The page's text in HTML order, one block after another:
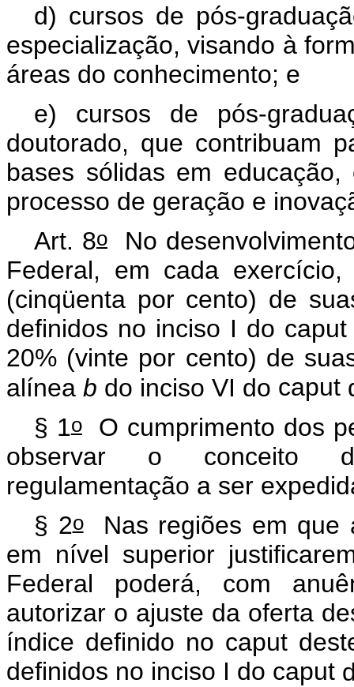
d) cursos de pós-
especialização, visando à
áreas do conhecimento; e
e) cursos de pós-
doutorado, que contribuam
bases sólidas em
processo de geração e
Art. 8o No
Federal, em cada
(cinqüenta por cento) de
definidos no inciso I do caput
20% (vinte por cento) de
alínea b do inciso VI do caput
§ 1oO cumprimento dos
observar o conceito
regulamentação a ser
§ 2oNas regiões em que
em nível superior
Federal poderá, com
autorizar o ajuste da oferta
índice definido no caput
definidos no inciso I do caput